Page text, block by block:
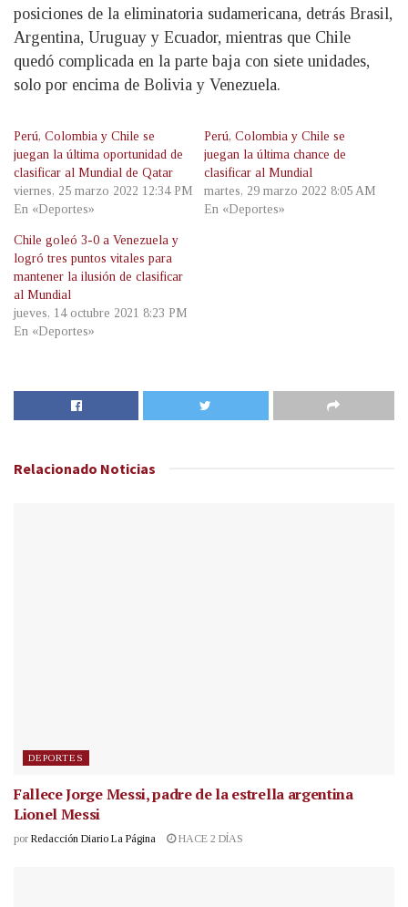
posiciones de la eliminatoria sudamericana, detrás Brasil,
Argentina, Uruguay y Ecuador, mientras que Chile
quedó complicada en la parte baja con siete unidades,
solo por encima de Bolivia y Venezuela.
Perú, Colombia y Chile se
juegan la última oportunidad de
clasificar al Mundial de Qatar
viernes, 25 marzo 2022 12:34 PM
En «Deportes»
Perú, Colombia y Chile se
juegan la última chance de
clasificar al Mundial
martes, 29 marzo 2022 8:05 AM
En «Deportes»
Chile goleó 3-0 a Venezuela y
logró tres puntos vitales para
mantener la ilusión de clasificar
al Mundial
jueves, 14 octubre 2021 8:23 PM
En «Deportes»
Relacionado Noticias
DEPORTES
Fallece Jorge Messi, padre de la estrella argentina
Lionel Messi
por Redacción Diario La Página HACE 2 DÍAS